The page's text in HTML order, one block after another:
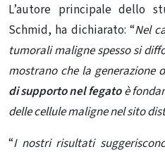
L’autore principale dello
Schmid, ha dichiarato: “Nel
tumorali maligne spesso si
mostrano che la generazione
di supporto nel fegatoè
delle cellule maligne nel sito
“I nostri risultati